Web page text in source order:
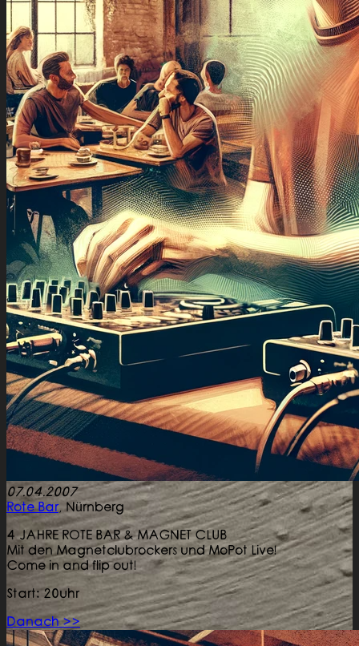
07.04.2007
Rote Bar,Nürnberg
4 JAHRE ROTE BAR & MAGNET CLUB
Mit den Magnetclubrockers und MoPot Live!
Come in and flip out!
Start: 20uhr
Danach >>